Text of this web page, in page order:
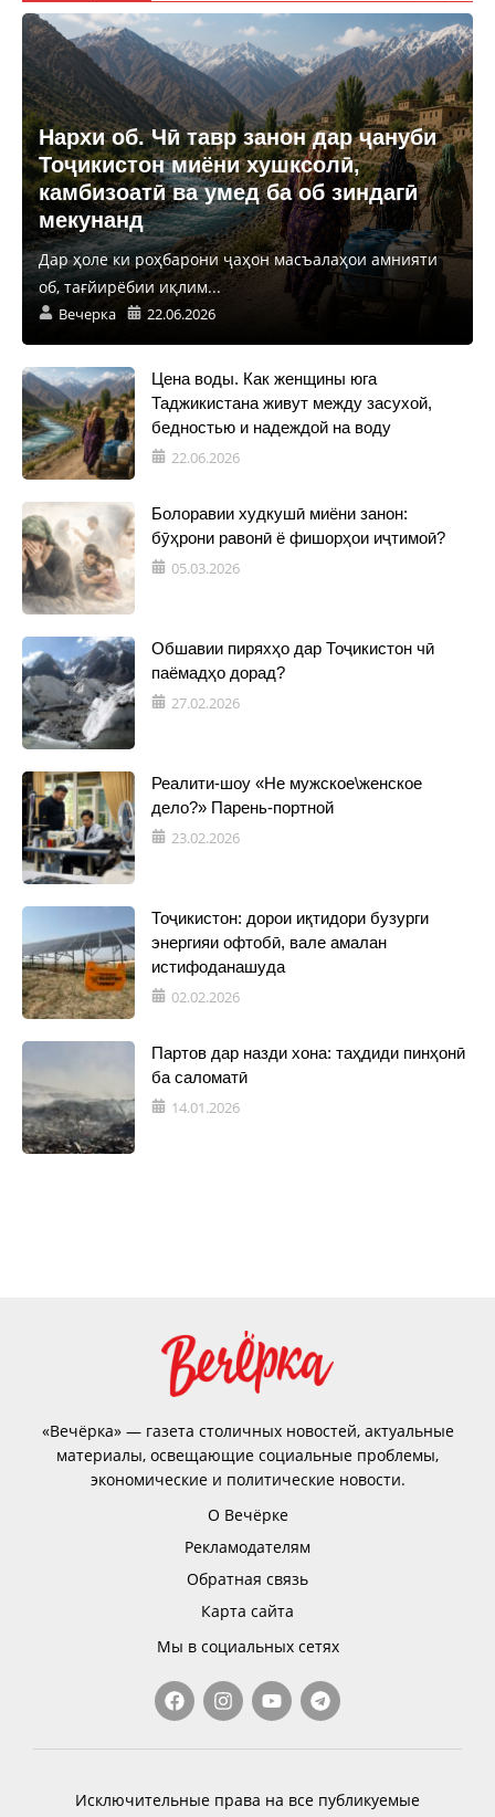
Нархи об. Чӣ тавр занон дар ҷануби
Тоҷикистон миёни хушксолӣ,
камбизоатӣ ва умед ба об зиндагӣ
мекунанд
Дар ҳоле ки роҳбарони ҷаҳон масъалаҳои амнияти
об, тағйирёбии иқлим...
Вечерка 22.06.2026
Цена воды. Как женщины юга
Таджикистана живут между засухой,
бедностью и надеждой на воду
22.06.2026
Болоравии худкушӣ миёни занон:
бӯҳрони равонӣ ё фишорҳои иҷтимоӣ?
05.03.2026
Обшавии пиряхҳо дар Тоҷикистон чӣ
паёмадҳо дорад?
27.02.2026
Реалити-шоу «Не мужское\женское
дело?» Парень-портной
23.02.2026
Тоҷикистон: дорои иқтидори бузурги
энергияи офтобӣ, вале амалан
истифоданашуда
02.02.2026
Партов дар назди хона: таҳдиди пинҳонӣ
ба саломатӣ
14.01.2026
«Вечёрка» — газета столичных новостей, актуальные
материалы, освещающие социальные проблемы,
экономические и политические новости.
О Вечёрке
Рекламодателям
Обратная связь
Карта сайта
Мы в социальных сетях
Исключительные права на все публикуемые